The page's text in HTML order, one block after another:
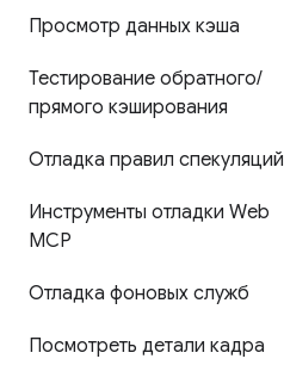
Просмотр данных кэша
Тестирование обратного/
прямого кэширования
Отладка правил спекуляций
Инструменты отладки Web
MCP
Отладка фоновых служб
Посмотреть детали кадра